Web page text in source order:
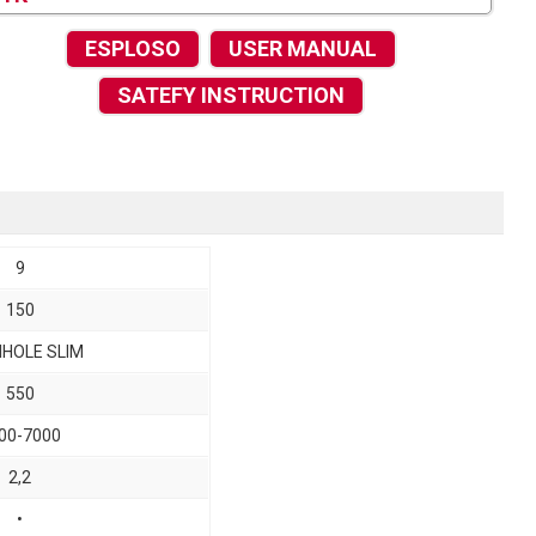
ESPLOSO
USER MANUAL
SATEFY INSTRUCTION
9
150
SLIM
550
7000
2,2
•